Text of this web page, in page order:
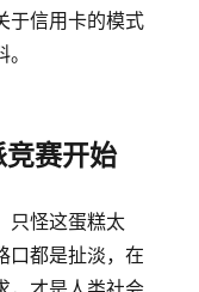
于信用卡的模式
赛开始
只怪这蛋糕太
口都是扯淡，在